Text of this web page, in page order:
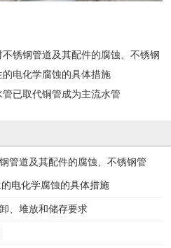
锈钢管道及其配件的腐蚀、不锈钢
电化学腐蚀的具体措施
已取代铜管成为主流水管
管道及其配件的腐蚀、不锈钢管
电化学腐蚀的具体措施
、堆放和储存要求